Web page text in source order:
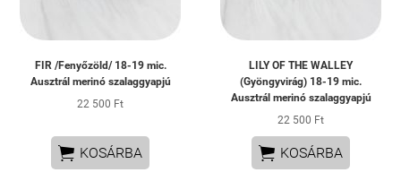
FIR /Fenyőzöld/ 18-19 mic.
Ausztrál merinó szalaggyapjú
22 500 Ft
 KOSÁRBA
LILY OF THE WALLEY
(Gyöngyvirág) 18-19 mic.
Ausztrál merinó szalaggyapjú
22 500 Ft
 KOSÁRBA